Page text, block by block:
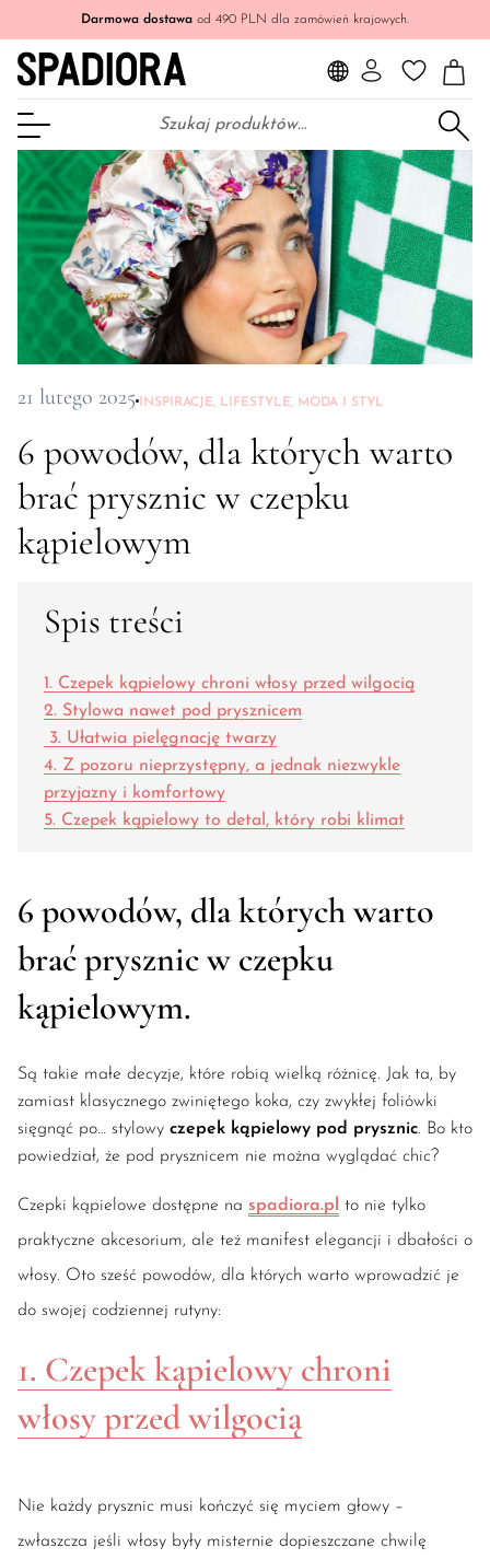
Darmowa dostawa od 490 PLN dla zamówień krajowych.
Szukaj:
21 lutego 2025 INSPIRACJE, LIFESTYLE, MODA I STYL
6 powodów, dla których warto
brać prysznic w czepku
kąpielowym
Spis treści
1. Czepek kąpielowy chroni włosy przed wilgocią
2. Stylowa nawet pod prysznicem
3. Ułatwia pielęgnację twarzy
4. Z pozoru nieprzystępny, a jednak niezwykle
przyjazny i komfortowy
5. Czepek kąpielowy to detal, który robi klimat
6 powodów, dla których warto
brać prysznic w czepku
kąpielowym.
Są takie małe decyzje, które robią wielką różnicę. Jak ta, by
zamiast klasycznego zwiniętego koka, czy zwykłej foliówki
sięgnąć po… stylowy czepek kąpielowy pod prysznic. Bo kto
powiedział, że pod prysznicem nie można wyglądać chic?
Czepki kąpielowe dostępne na spadiora.pl
to nie tylko
praktyczne akcesorium, ale też manifest elegancji i dbałości o
włosy. Oto sześć powodów, dla których warto wprowadzić je
do swojej codziennej rutyny:
1. Czepek kąpielowy chroni
włosy przed wilgocią
Nie każdy prysznic musi kończyć się myciem głowy –
zwłaszcza jeśli włosy były misternie dopieszczane chwilę